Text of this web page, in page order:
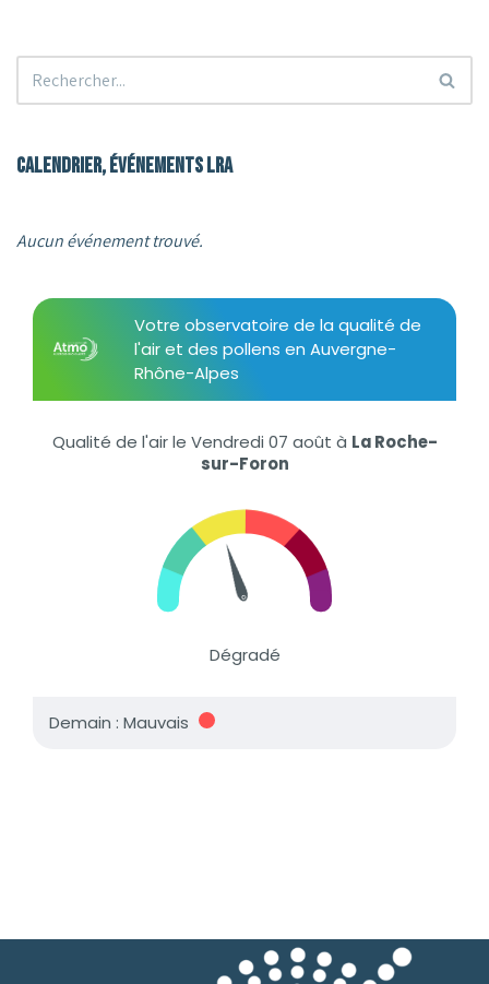
Calendrier, événements LRA
Aucun événement trouvé.